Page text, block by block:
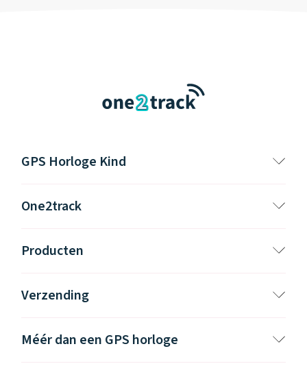
GPS Horloge Kind
One2track
Producten
Verzending
Méér dan een GPS horloge